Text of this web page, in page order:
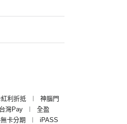
利折抵 ︱
神腦門
台灣Pay ︱
全盈
卡分期 ︱
iPASS